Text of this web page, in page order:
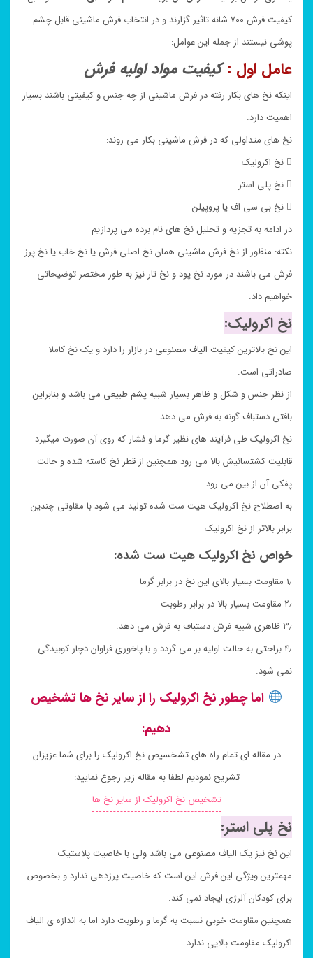
کیفیت فرش ۷۰۰ شانه تاثیر گزارند و در انتخاب فرش ماشینی قابل چشم
پوشی نیستند از جمله این عوامل:
عامل اول : کیفیت مواد اولیه فرش
اینکه نخ های بکار رفته در فرش ماشینی از چه جنس و کیفیتی باشند بسیار
اهمیت دارد.
نخ های متداولی که در فرش ماشینی بکار می روند:
 نخ اکرولیک
 نخ پلی استر
 نخ بی سی اف یا پروپیلن
در ادامه به تجزیه و تحلیل نخ های نام برده می پردازیم
نکته: منظور از نخ فرش ماشینی همان نخ اصلی فرش یا نخ خاب یا نخ پرز
فرش می باشند در مورد نخ پود و نخ تار نیز به طور مختصر توضیحاتی
خواهیم داد.
نخ اکرولیک:
این نخ بالاترین کیفیت الیاف مصنوعی در بازار را دارد و یک نخ کاملا
صادراتی است.
از نظر جنس و شکل و ظاهر بسیار شبیه پشم طبیعی می باشد و بنابراین
بافتی دستباف گونه به فرش می دهد.
نخ اکرولیک طی فرآیند های نظیر گرما و فشار که روی آن صورت میگیرد
قابلیت کشتسانیش بالا می رود همچنین از قطر نخ کاسته شده و حالت
پفکی آن از بین می رود
به اصطلاح نخ اکرولیک هیت ست شده تولید می شود با مقاوتی چندین
برابر بالاتر از نخ اکرولیک
خواص نخ اکرولیک هیت ست شده:
۱٫ مقاومت بسیار بالای این نخ در برابر گرما
۲٫ مقاومت بسیار بالا در برابر رطوبت
۳٫ ظاهری شبیه فرش دستباف به فرش می دهد.
۴٫ براحتی به حالت اولیه بر می گردد و با پاخوری فراوان دچار کوبیدگی
نمی شود.
اما چطور نخ اکرولیک را از سایر نخ ها تشخیص
دهیم:
در مقاله ای تمام راه های تشخسیص نخ اکرولیک را برای شما عزیزان
تشریح نمودیم لطفا به مقاله زیر رجوع نمایید:
تشخیص نخ اکرولیک از سایر نخ ها
نخ پلی استر:
این نخ نیز یک الیاف مصنوعی می باشد ولی با خاصیت پلاستیک
مهمترین ویژگی این فرش این است که خاصیت پرزدهی ندارد و بخصوص
برای کودکان آلرژی ایجاد نمی کند.
همچنین مقاومت خوبی نسبت به گرما و رطوبت دارد اما به اندازه ی الیاف
اکرولیک مقاومت بالایی ندارد.